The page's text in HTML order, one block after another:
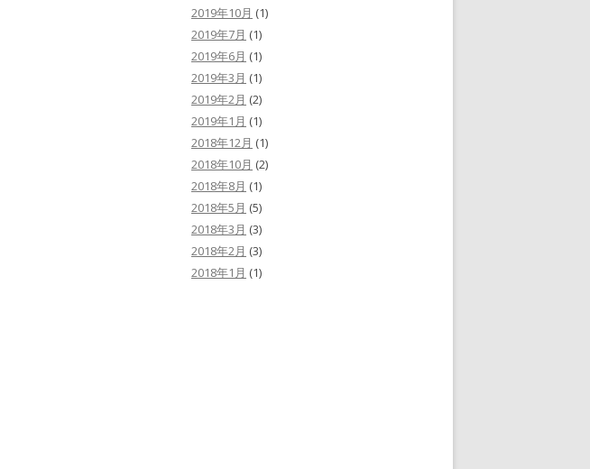
2019年10月 (1)
2019年7月 (1)
2019年6月 (1)
2019年3月 (1)
2019年2月 (2)
2019年1月 (1)
2018年12月 (1)
2018年10月 (2)
2018年8月 (1)
2018年5月 (5)
2018年3月 (3)
2018年2月 (3)
2018年1月 (1)